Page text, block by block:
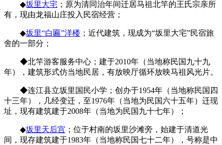
◆坂里大宅 ；原为清同治年间迁居马祖北竿的王氏宗亲所
有，现由龙福山庄投入民宿经营；
◆坂里“白匾”洋楼 ；近代建筑，现成为“坂里大宅”民宿旅
舍的一部分；
◆北竿游客服务中心；建于2010年（当地称民国九十九
年），建筑形式仿当地民居，有放映厅循环放映马祖风光片。
◆连江县立坂里国民小学；创办于1954年（当地称民国四
十三年），几经变迁，至1976年（当地为民国六十五年）迁现
址，现有建筑建于2008年（当地为民国九十七年）；
◆坂里天后宫 ；位于村南的坂里沙滩旁，始建于清道光
间，现存建筑建于1983年（当地称民国七十二年），号称是中